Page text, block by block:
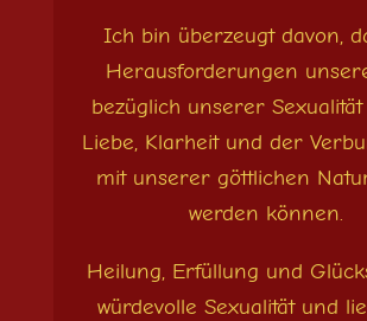
Ich bin überzeugt davon,
Herausforderungen
bezüglich unserer
Liebe, Klarheit und der
mit unserer göttlichen
werden können.
Heilung, Erfüllung und
würdevolle Sexualität und